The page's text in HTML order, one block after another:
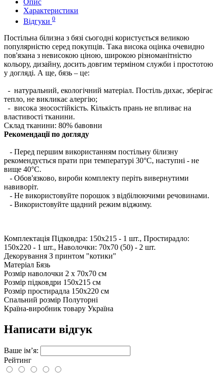
Характеристики
Відгуки 0
Постільна білизна з бязі сьогодні користується великою
популярністю серед покупців. Така висока оцінка очевидно
пов'язана з невисокою ціною, широкою різноманітністю
кольору, дизайну, досить довгим терміном служби і простотою
у догляді. А ще, бязь – це:
- натуральний, екологічний матеріал. Постіль дихає, зберігає
тепло, не викликає алергію;
- висока зносостійкість. Кількість прань не впливає на
властивості тканини.
Склад тканини: 80% бавовни
Рекомендації по догляду
- Перед першим використанням постільну білизну
рекомендується прати при температурі 30°C, наступні - не
вище 40°C.
- Обов'язково, вироби комплекту періть вивернутими
навиворіт.
- Не використовуйте порошок з відбілюючими речовинами.
- Використовуйте щадний режим віджиму.
Комплектація Підковдра: 150х215 - 1 шт., Простирадло:
150х220 - 1 шт., Наволочки: 70х70 (50) - 2 шт.
Декорування З принтом "котики"
Матеріал Бязь
Розмір наволочки 2 х 70х70 см
Розмір підковдри 150х215 см
Розмір простирадла 150х220 см
Спальний розмір Полуторні
Країна-виробник товару Україна
Написати відгук
Ваше ім’я:
Рейтинг